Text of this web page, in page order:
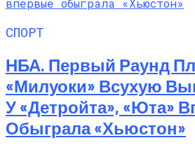
СПОРТ
НБА. Первый Раунд
«Милуоки» Всухую
У «Детройта», «Юта»
Обыграла «Хьюстон»